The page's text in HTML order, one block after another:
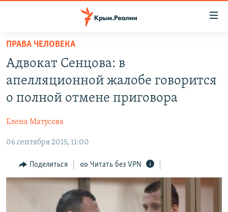
Вернуться
основному
содержанию
главной
навигации
Вернутся
поиску
СПЕЦПРОЕКТЫ
11 ЛЕТ ОККУПАЦИИ КРЫМА. 11 ИСТОРИЙ СОПРОТИВЛЕНИЯ
ЕЩЕ
ИНТЕРАКТИВ
ИНФОГРАФИКА
ТЕЛЕПРОЕКТ КРЫМ.РЕАЛИИ
СОВЕТЫ ПРАВОЗАЩИТНИКОВ
РАДІО СВОБОДА
КАК ОБОЙТИ БЛОКИРОВКУ
ПРАВА ЧЕЛОВЕКА
Адвокат Сенцова: в
апелляционной жалобе говорится
о полной отмене приговора
Елена Матусова
06 сентября 2015, 11:00
Поделиться Читать без VPN